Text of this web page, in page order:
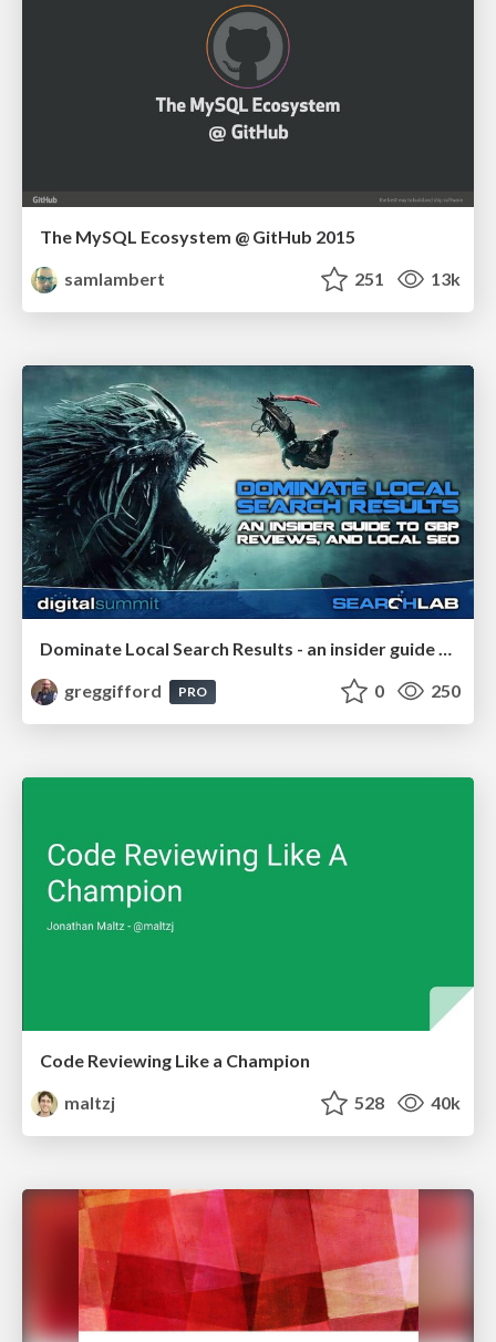
The MySQL Ecosystem @ GitHub 2015
samlambert
251 13k
Dominate Local Search Results - an insider guide to GBP, reviews, and Local SEO
greggifford
PRO 0 250
Code Reviewing Like a Champion
maltzj
528 40k